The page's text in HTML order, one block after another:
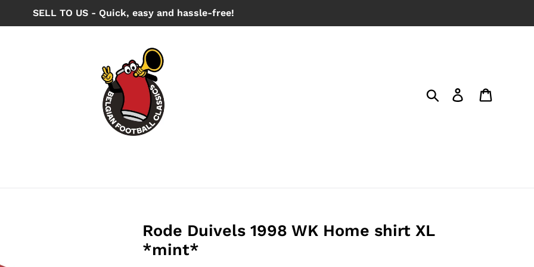
SELL TO US - Quick, easy and hassle-free!
Search Log in
Rode Duivels 1998 WK Home shirt XL
*mint*